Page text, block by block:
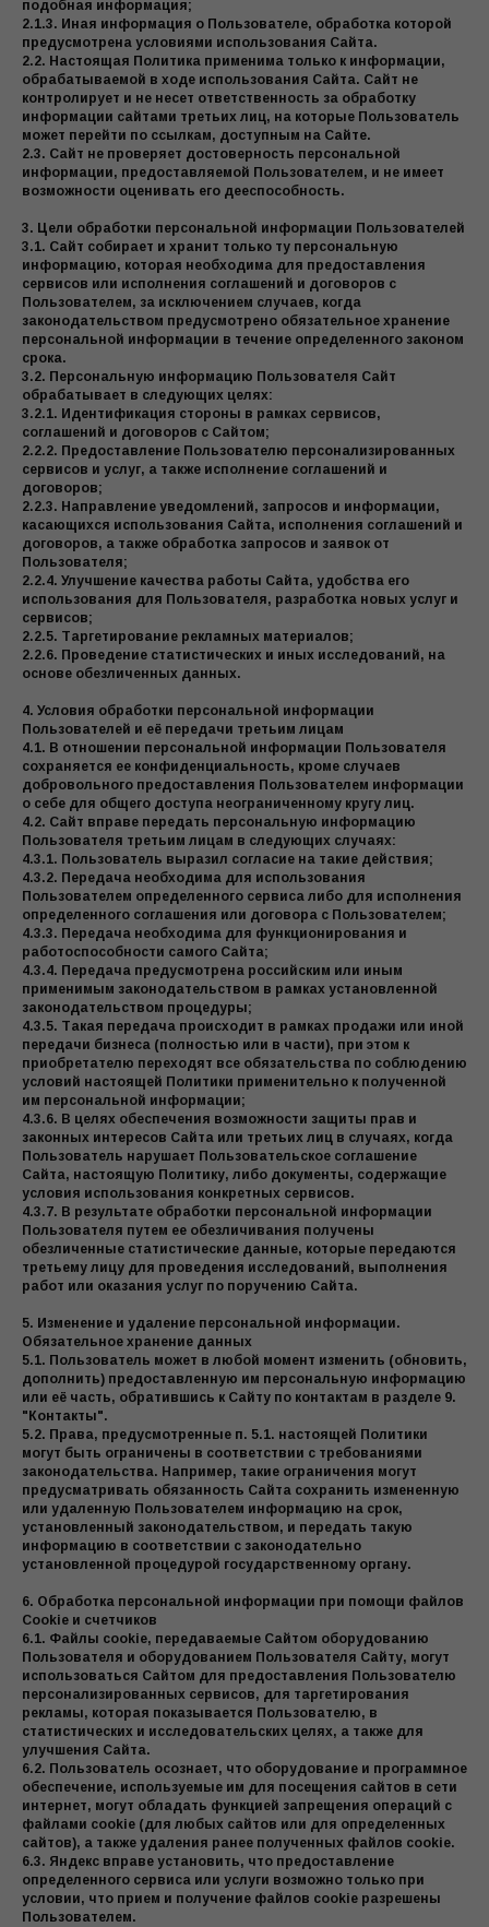
подобная информация;
2.1.3. Иная информация о Пользователе, обработка которой
предусмотрена условиями использования Сайта.
2.2. Настоящая Политика применима только к информации,
обрабатываемой в ходе использования Сайта. Сайт не
контролирует и не несет ответственность за обработку
информации сайтами третьих лиц, на которые Пользователь
может перейти по ссылкам, доступным на Сайте.
2.3. Сайт не проверяет достоверность персональной
информации, предоставляемой Пользователем, и не имеет
возможности оценивать его дееспособность.
3. Цели обработки персональной информации Пользователей
3.1. Сайт собирает и хранит только ту персональную
информацию, которая необходима для предоставления
сервисов или исполнения соглашений и договоров с
Пользователем, за исключением случаев, когда
законодательством предусмотрено обязательное хранение
персональной информации в течение определенного законом
срока.
3.2. Персональную информацию Пользователя Сайт
обрабатывает в следующих целях:
3.2.1. Идентификация стороны в рамках сервисов,
соглашений и договоров с Сайтом;
2.2.2. Предоставление Пользователю персонализированных
сервисов и услуг, а также исполнение соглашений и
договоров;
2.2.3. Направление уведомлений, запросов и информации,
касающихся использования Сайта, исполнения соглашений и
договоров, а также обработка запросов и заявок от
Пользователя;
2.2.4. Улучшение качества работы Сайта, удобства его
использования для Пользователя, разработка новых услуг и
сервисов;
2.2.5. Таргетирование рекламных материалов;
2.2.6. Проведение статистических и иных исследований, на
основе обезличенных данных.
4. Условия обработки персональной информации
Пользователей и её передачи третьим лицам
4.1. В отношении персональной информации Пользователя
сохраняется ее конфиденциальность, кроме случаев
добровольного предоставления Пользователем информации
о себе для общего доступа неограниченному кругу лиц.
4.2. Сайт вправе передать персональную информацию
Пользователя третьим лицам в следующих случаях:
4.3.1. Пользователь выразил согласие на такие действия;
4.3.2. Передача необходима для использования
Пользователем определенного сервиса либо для исполнения
определенного соглашения или договора с Пользователем;
4.3.3. Передача необходима для функционирования и
работоспособности самого Сайта;
4.3.4. Передача предусмотрена российским или иным
применимым законодательством в рамках установленной
законодательством процедуры;
4.3.5. Такая передача происходит в рамках продажи или иной
передачи бизнеса (полностью или в части), при этом к
приобретателю переходят все обязательства по соблюдению
условий настоящей Политики применительно к полученной
им персональной информации;
4.3.6. В целях обеспечения возможности защиты прав и
законных интересов Сайта или третьих лиц в случаях, когда
Пользователь нарушает Пользовательское соглашение
Сайта, настоящую Политику, либо документы, содержащие
условия использования конкретных сервисов.
4.3.7. В результате обработки персональной информации
Пользователя путем ее обезличивания получены
обезличенные статистические данные, которые передаются
третьему лицу для проведения исследований, выполнения
работ или оказания услуг по поручению Сайта.
5. Изменение и удаление персональной информации.
Обязательное хранение данных
5.1. Пользователь может в любой момент изменить (обновить,
дополнить) предоставленную им персональную информацию
или её часть, обратившись к Сайту по контактам в разделе 9.
"Контакты".
5.2. Права, предусмотренные п. 5.1. настоящей Политики
могут быть ограничены в соответствии с требованиями
законодательства. Например, такие ограничения могут
предусматривать обязанность Сайта сохранить измененную
или удаленную Пользователем информацию на срок,
установленный законодательством, и передать такую
информацию в соответствии с законодательно
установленной процедурой государственному органу.
6. Обработка персональной информации при помощи файлов
Cookie и счетчиков
6.1. Файлы cookie, передаваемые Сайтом оборудованию
Пользователя и оборудованием Пользователя Сайту, могут
использоваться Сайтом для предоставления Пользователю
персонализированных сервисов, для таргетирования
рекламы, которая показывается Пользователю, в
статистических и исследовательских целях, а также для
улучшения Сайта.
6.2. Пользователь осознает, что оборудование и программное
обеспечение, используемые им для посещения сайтов в сети
интернет, могут обладать функцией запрещения операций с
файлами cookie (для любых сайтов или для определенных
сайтов), а также удаления ранее полученных файлов cookie.
6.3. Яндекс вправе установить, что предоставление
определенного сервиса или услуги возможно только при
условии, что прием и получение файлов cookie разрешены
Пользователем.
КАТАЛОГ
СКИДКА 10% НА ПЕРВЫЙ ЗАКАЗ, А ТАКЖЕ УНИКАЛЬНЫЕ
ПРЕДЛОЖЕНИЯ, НОВОСТИ, ПРОМОКОДЫ ДЛЯ
ПОДПИСЧИКОВ НАШЕЙ РАССЫЛКИ
ПОЛИТИКА
ОФЕРТА
СОЗДАНИЕ
САЙТА
WA /
ОПЛАТА
/
/ TG
INST
ПОДПИСАТЬСЯ
КОНТАКТЫ